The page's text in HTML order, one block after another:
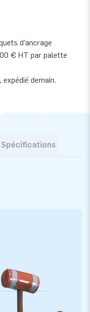
d’ancrage
€ HT par palette
demain.
Spécifications